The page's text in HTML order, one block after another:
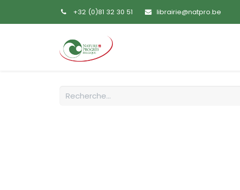
+32 (0)81 32 30 51 librairie@natpro.be